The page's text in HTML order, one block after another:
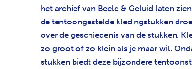
het archief van Beeld & Geluid laten
de tentoongestelde kledingstukken
over de geschiedenis van de stukken.
zo groot of zo klein als je maar wil.
stukken biedt deze bijzondere